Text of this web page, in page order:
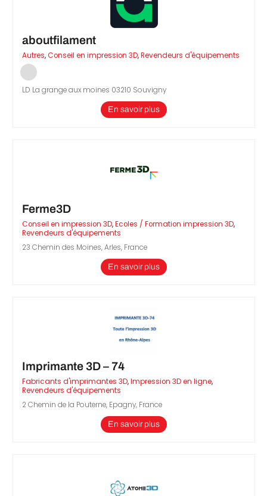
aboutfilament
Autres,Conseil en impression 3D,Revendeurs d'équipements
LD La grange aux moines 03210 Souvigny
En savoir plus
Ferme3D
Conseil en impression 3D,Ecoles / Formation impression 3D,
Revendeurs d'équipements
23 Chemin des Moines, Arles, France
En savoir plus
Imprimante 3D – 74
Fabricants d'imprimantes 3D,Impression 3D en ligne,
Revendeurs d'équipements
2 Chemin de la Pouterne, Epagny, France
En savoir plus